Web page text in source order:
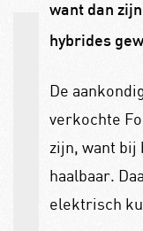
want dan
hybrides
De
verkochte
zijn, want bij
haalbaar.
elektrisch